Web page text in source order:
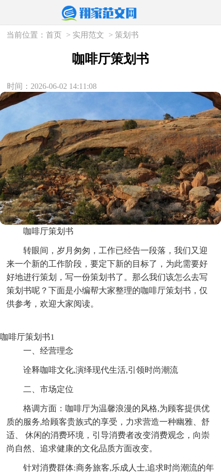
当前位置：首页 > 实用范文 > 策划书
咖啡厅策划书
时间：2026-06-02 14:11:08
咖啡厅策划书
转眼间，岁月匆匆，工作已经告一段落，我们又迎
来一个新的工作阶段，要定下新的目标了，为此需要好
好地进行策划，写一份策划书了。那么我们该怎么去写
策划书呢？下面是小编帮大家整理的咖啡厅策划书，仅
供参考，欢迎大家阅读。
咖啡厅策划书1
一、经营理念
诠释咖啡文化,演绎现代生活,引领时尚潮流
二、市场定位
格调方面：咖啡厅为温馨浪漫的风格,为顾客提供优
质的服务,给顾客贵族式的享受，力求营造一种幽雅、舒
适、 休闲的消费环境，引导消费者改变消费观念，向崇
尚自然、追求健康的文化品质方面改变。
针对消费群体:商务旅客,乐成人士,追求时尚潮流的年